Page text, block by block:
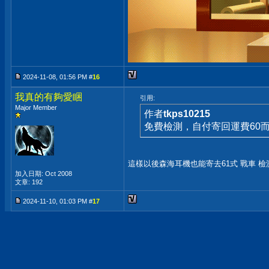
2024-11-08, 01:56 PM #16
我真的有夠愛睏
Major Member
加入日期: Oct 2008
文章: 192
引用:
作者tkps10215
免費檢測，自付寄回運費60
這樣以後森海耳機也能寄去61式 戰車 檢
2024-11-10, 01:03 PM #17